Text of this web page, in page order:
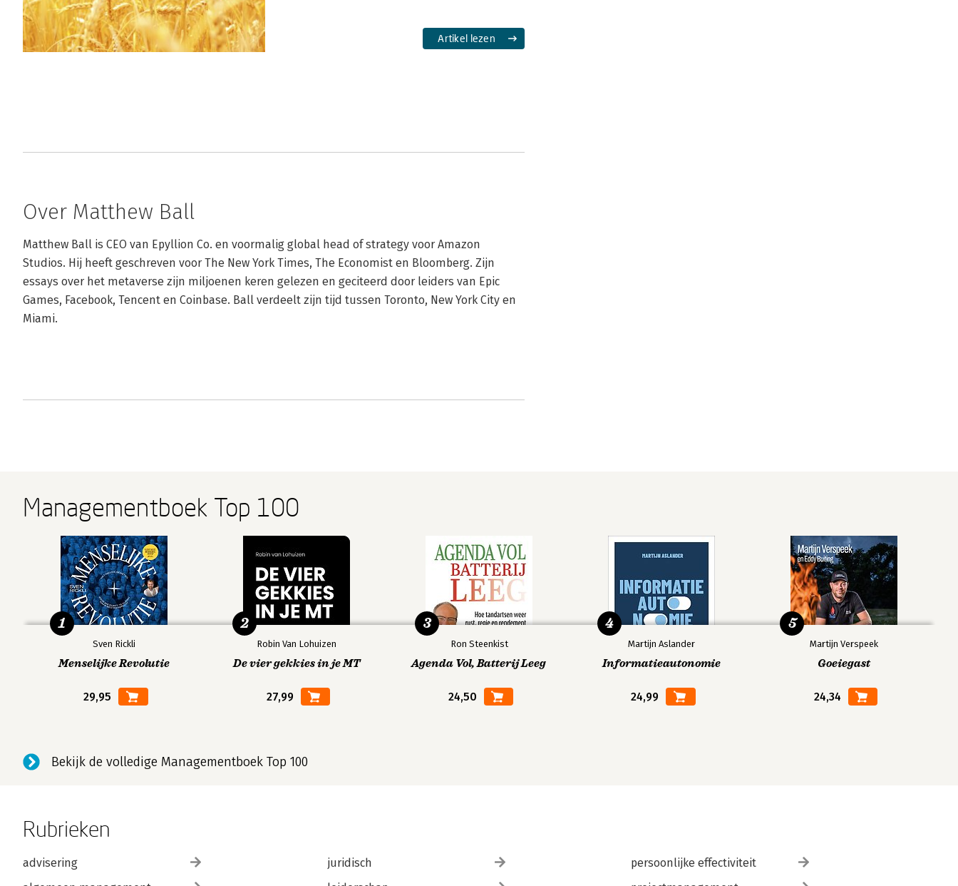
Artikel lezen
Over Matthew Ball
Matthew Ball is CEO van Epyllion Co. en voormalig global head of strategy voor Amazon
Studios. Hij heeft geschreven voor The New York Times, The Economist en Bloomberg. Zijn
essays over het metaverse zijn miljoenen keren gelezen en geciteerd door leiders van Epic
Games, Facebook, Tencent en Coinbase. Ball verdeelt zijn tijd tussen Toronto, New York City en
Miami.
Managementboek Top 100
Sven Rickli
Menselijke Revolutie
29,95
1
Robin Van Lohuizen
De vier gekkies in je MT
27,99
2
Ron Steenkist
Agenda Vol, Batterij Leeg
24,50
3
Martijn Aslander
Informatieautonomie
24,99
4
Martijn Verspeek
Goeiegast
24,34
5
Bekijk de volledige Managementboek Top 100
Rubrieken
advisering
juridisch
persoonlijke effectiviteit